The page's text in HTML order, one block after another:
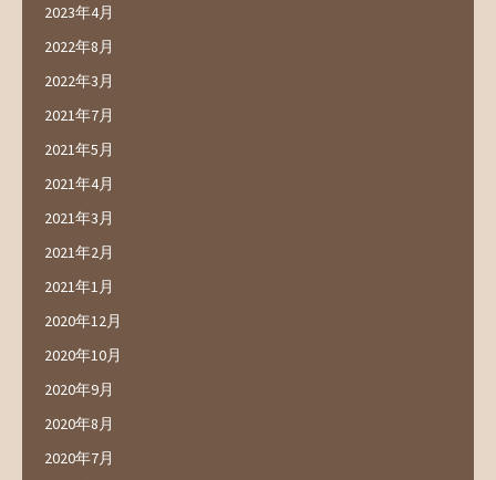
2023年4月
2022年8月
2022年3月
2021年7月
2021年5月
2021年4月
2021年3月
2021年2月
2021年1月
2020年12月
2020年10月
2020年9月
2020年8月
2020年7月